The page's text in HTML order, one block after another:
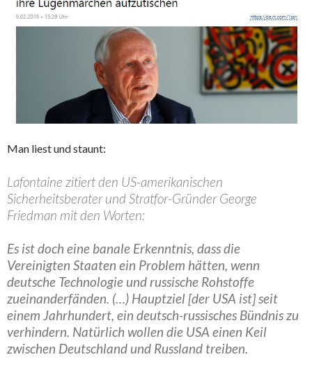
Man liest und staunt:
Lafontaine zitiert den US-amerikanischen
Sicherheitsberater und Stratfor-Gründer George
Friedman mit den Worten:
Es ist doch eine banale Erkenntnis, dass die
Vereinigten Staaten ein Problem hätten, wenn
deutsche Technologie und russische Rohstoffe
zueinanderfänden. (…) Hauptziel [der USA ist] seit
einem Jahrhundert, ein deutsch-russisches Bündnis zu
verhindern. Natürlich wollen die USA einen Keil
zwischen Deutschland und Russland treiben.